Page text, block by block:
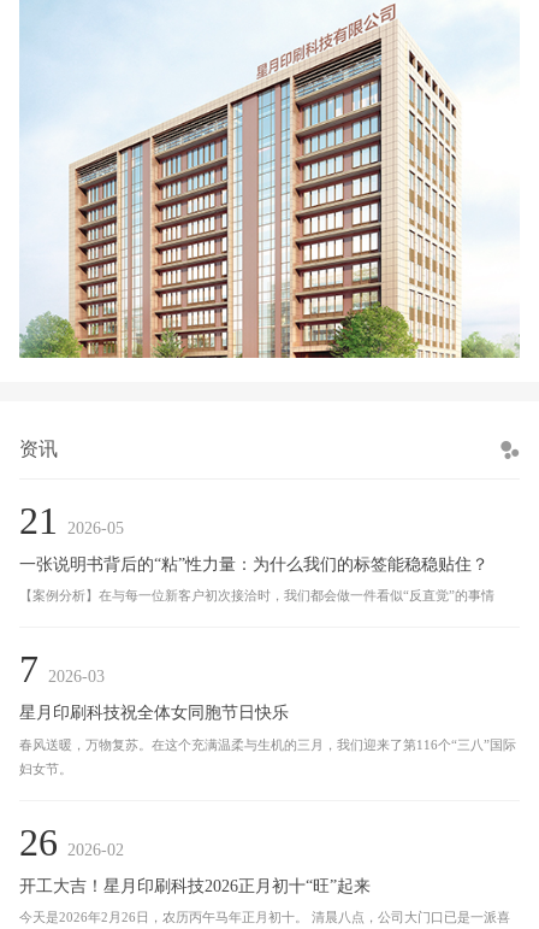
资讯
21
2026-05
一张说明书背后的“粘”性力量：为什么我们的标签能稳稳贴住？
【案例分析】在与每一位新客户初次接洽时，我们都会做一件看似“反直觉”的事情
7 2026-03
星月印刷科技祝全体女同胞节日快乐
春风送暖，万物复苏。在这个充满温柔与生机的三月，我们迎来了第116个“三八”国际
妇女节。
26
2026-02
开工大吉！星月印刷科技2026正月初十“旺”起来
今天是2026年2月26日，农历丙午马年正月初十。 清晨八点，公司大门口已是一派喜